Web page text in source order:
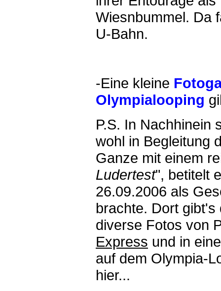
Wiesnbummel. Da
U-Bahn.
-Eine kleine
Olympialooping
P.S. In Nachhinein
wohl in Begleitung
Ganze mit einem
Ludertest", betitelt
26.09.2006 als
brachte. Dort
diverse Fotos von
Express und in
auf dem Olympia-
hier...